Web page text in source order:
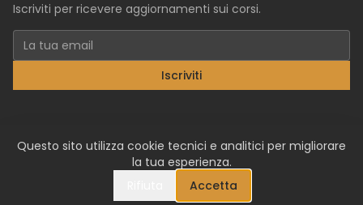
Iscriviti per ricevere aggiornamenti sui corsi.
Indirizzo email
Iscriviti
CERONI FEDERICO — P.I. 03960780165 — C.F. CRNFRC88A01A7940
Via Ada Negri 38, 24020 Gorle — ceroni.academy@outlook.it
Questo sito utilizza cookie tecnici e analitici per migliorare
la tua esperienza.
Accetta